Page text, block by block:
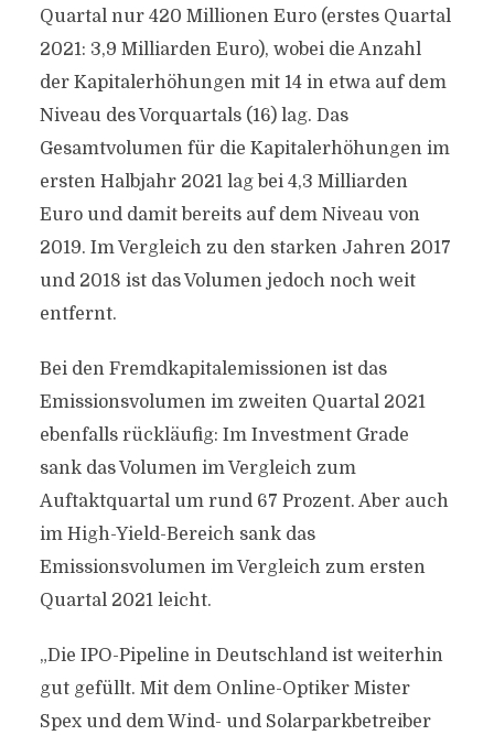
Quartal nur 420 Millionen Euro (erstes Quartal
2021: 3,9 Milliarden Euro), wobei die Anzahl
der Kapitalerhöhungen mit 14 in etwa auf dem
Niveau des Vorquartals (16) lag. Das
Gesamtvolumen für die Kapitalerhöhungen im
ersten Halbjahr 2021 lag bei 4,3 Milliarden
Euro und damit bereits auf dem Niveau von
2019. Im Vergleich zu den starken Jahren 2017
und 2018 ist das Volumen jedoch noch weit
entfernt.
Bei den Fremdkapitalemissionen ist das
Emissionsvolumen im zweiten Quartal 2021
ebenfalls rückläufig: Im Investment Grade
sank das Volumen im Vergleich zum
Auftaktquartal um rund 67 Prozent. Aber auch
im High-Yield-Bereich sank das
Emissionsvolumen im Vergleich zum ersten
Quartal 2021 leicht.
„Die IPO-Pipeline in Deutschland ist weiterhin
gut gefüllt. Mit dem Online-Optiker Mister
Spex und dem Wind- und Solarparkbetreiber